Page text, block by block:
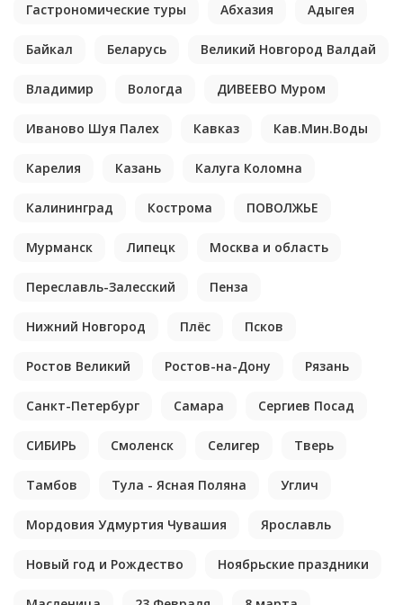
Гастрономические туры Абхазия Адыгея
Байкал Беларусь Великий Новгород Валдай
Владимир Вологда ДИВЕЕВО Муром
Иваново Шуя Палех Кавказ Кав.Мин.Воды
Карелия Казань Калуга Коломна
Калининград Кострома ПОВОЛЖЬЕ
Мурманск Липецк Москва и область
Переславль-Залесский Пенза
Нижний Новгород Плёс Псков
Ростов Великий Ростов-на-Дону Рязань
Санкт-Петербург Самара Сергиев Посад
СИБИРЬ Смоленск Селигер Тверь
Тамбов Тула - Ясная Поляна Углич
Мордовия Удмуртия Чувашия Ярославль
Новый год и Рождество Ноябрьские праздники